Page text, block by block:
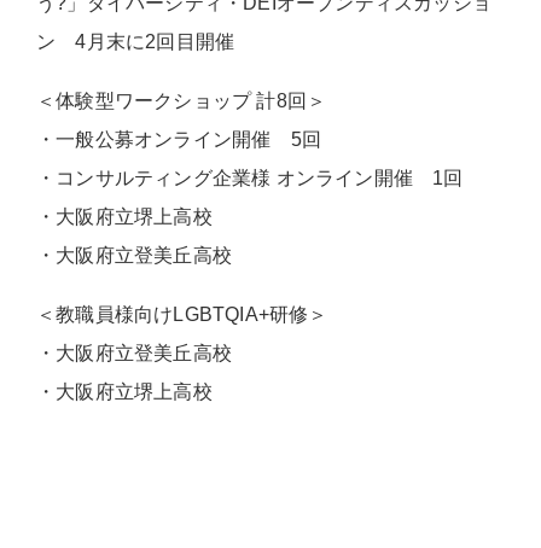
ン 4月末に2回目開催
＜体験型ワークショップ 計8回＞
・一般公募オンライン開催 5回
・コンサルティング企業様 オンライン開催 1回
・大阪府立堺上高校
・大阪府立登美丘高校
＜教職員様向けLGBTQIA+研修＞
・大阪府立登美丘高校
・大阪府立堺上高校